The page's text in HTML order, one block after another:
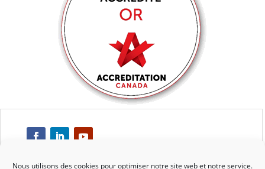
Nous utilisons des cookies pour optimiser notre site web et notre service.